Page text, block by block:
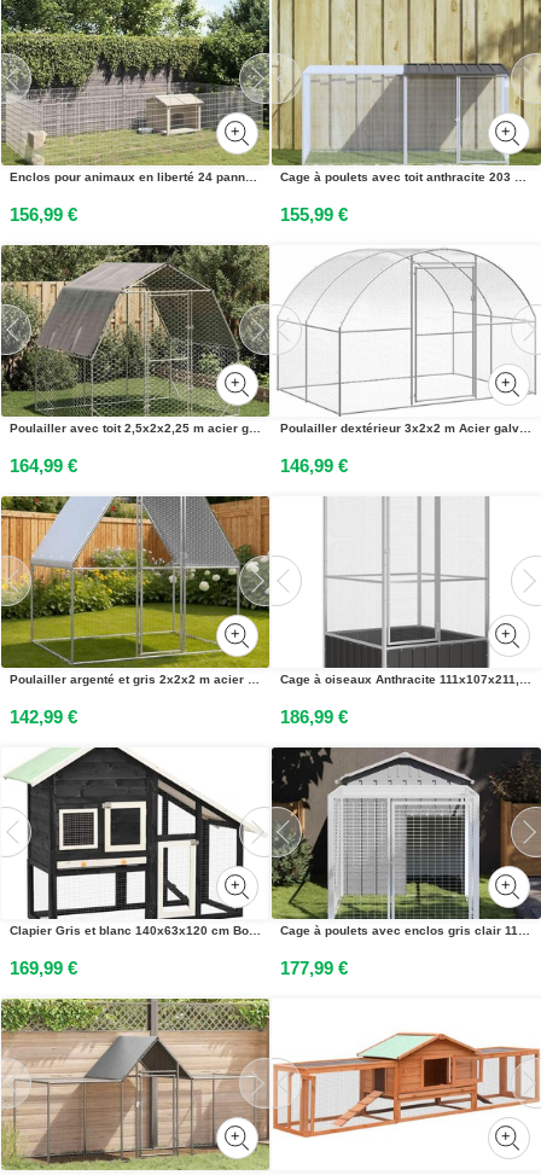
Enclos pour animaux en liberté 24 panneaux fer galvanisé
156,99 €
Cage à poulets avec toit anthracite 203 x 98 x 90 cm Acier galvanisé
155,99 €
Poulailler avec toit 2,5x2x2,25 m acier galvanisé
164,99 €
Poulailler dextérieur 3x2x2 m Acier galvanisé
146,99 €
Poulailler argenté et gris 2x2x2 m acier galvanisé
142,99 €
Cage à oiseaux Anthracite 111x107x211,5 cm Acier galvanisé
186,99 €
Clapier Gris et blanc 140x63x120 cm Bois de sapin massif
169,99 €
Cage à poulets avec enclos gris clair 117 x 201 x 123 cm acier galvanisé
177,99 €